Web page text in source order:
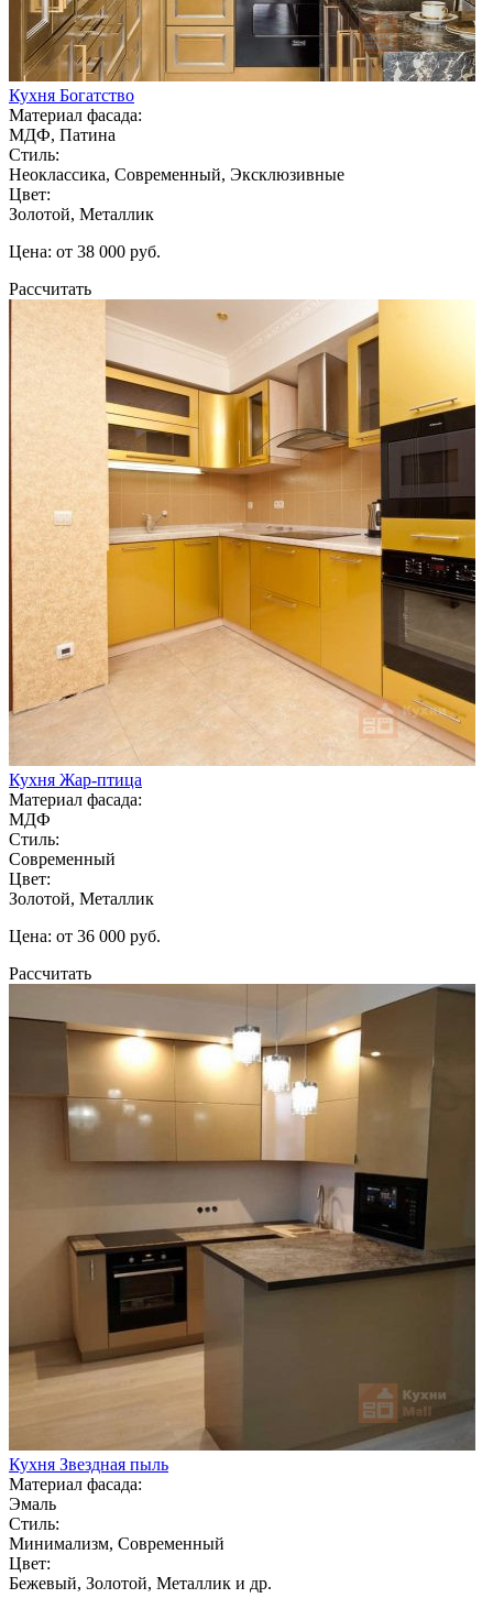
Кухня Богатство
Материал фасада:
МДФ, Патина
Стиль:
Неоклассика, Современный, Эксклюзивные
Цвет:
Золотой, Металлик
Цена: от 38 000 руб.
Рассчитать
Кухня Жар-птица
Материал фасада:
МДФ
Стиль:
Современный
Цвет:
Золотой, Металлик
Цена: от 36 000 руб.
Рассчитать
Кухня Звездная пыль
Материал фасада:
Эмаль
Стиль:
Минимализм, Современный
Цвет:
Бежевый, Золотой, Металлик и др.